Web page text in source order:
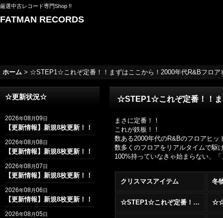
厳選中古レコード専門Shop !!
FATMAN RECORDS
ホーム > ☆STEP1☆これぞ定番！！まずはここから！2000年代R&Bフロア
☆更新状況☆
2026年08月09日
【更新情報】新規8枚更新！！
2026年08月08日
【更新情報】新規8枚更新！！
2026年08月07日
【更新情報】新規8枚更新！！
2026年08月06日
【更新情報】新規8枚更新！！
2026年08月05日
☆STEP1☆これぞ定番！！ま
まさに定番！！
これが鉄板！！
数ある2000年代のR&Bのフロアヒ
数多くのフロアをリアルタイムで駆
100%持っていなきゃ始まらない、
クリスマスアイテム 冬
☆STEP1☆これぞ定番！！まずはここから！2000年代R&BフロアヒットBest 100 !!!